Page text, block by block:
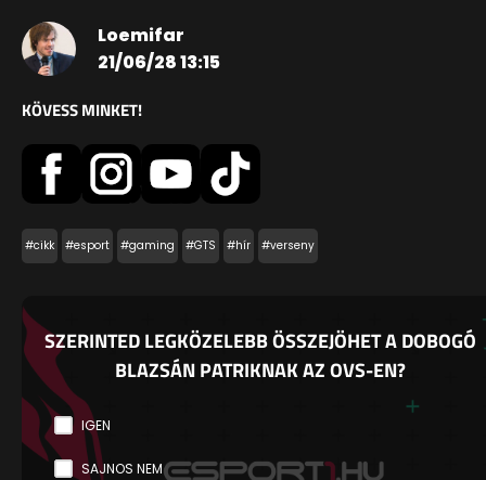
Loemifar
21/06/28 13:15
KÖVESS MINKET!
#cikk #esport #gaming #GTS #hír #verseny
SZERINTED LEGKÖZELEBB ÖSSZEJÖHET A DOBOGÓ
BLAZSÁN PATRIKNAK AZ OVS-EN?
IGEN
SAJNOS NEM